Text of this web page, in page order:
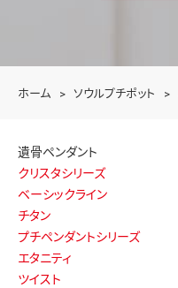
ホーム ソウルプチポット
遺骨ペンダント
クリスタシリーズ
ベーシックライン
チタン
プチペンダントシリーズ
エタニティ
ツイスト